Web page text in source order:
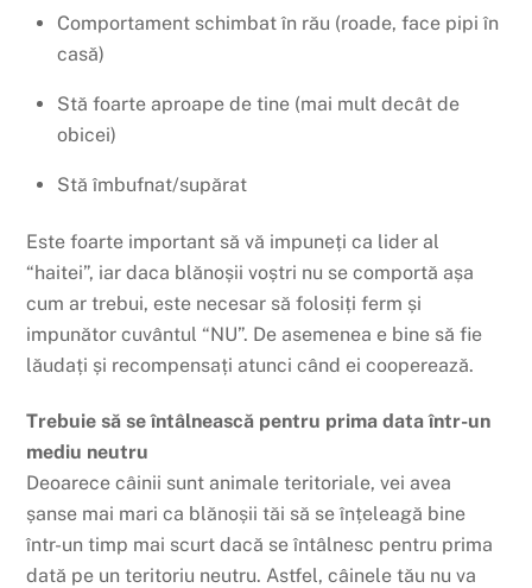
Comportament schimbat în rău (roade, face pipi în
casă)
Stă foarte aproape de tine (mai mult decât de
obicei)
Stă îmbufnat/supărat
Este foarte important să vă impuneți ca lider al
“haitei”, iar daca blănoșii voștri nu se comportă așa
cum ar trebui, este necesar să folosiți ferm și
impunător cuvântul “NU”. De asemenea e bine să fie
lăudați și recompensați atunci când ei cooperează.
Trebuie să se întâlnească pentru prima data într-un
mediu neutru
Deoarece câinii sunt animale teritoriale, vei avea
șanse mai mari ca blănoșii tăi să se înțeleagă bine
într-un timp mai scurt dacă se întâlnesc pentru prima
dată pe un teritoriu neutru. Astfel, câinele tău nu va